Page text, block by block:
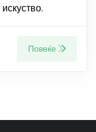
Повеќе